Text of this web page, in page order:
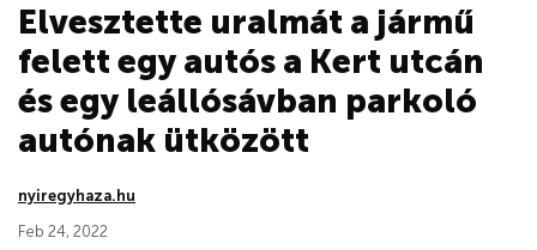
Elvesztette uralmát a jármű
felett egy autós a Kert utcán
és egy leállósávban parkoló
autónak ütközött
nyiregyhaza.hu
Feb 24, 2022